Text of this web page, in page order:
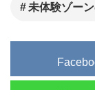
未体験ゾー